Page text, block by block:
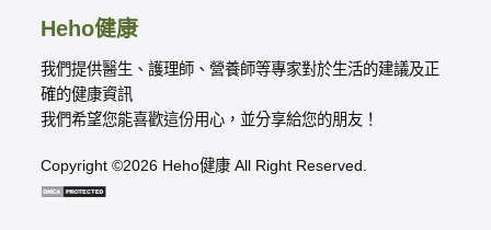
Heho健康
我們提供醫生、護理師、營養師等專家對於生活的建議及正
確的健康資訊
我們希望您能喜歡這份用心，並分享給您的朋友！
Copyright ©2026 Heho健康 All Right Reserved.